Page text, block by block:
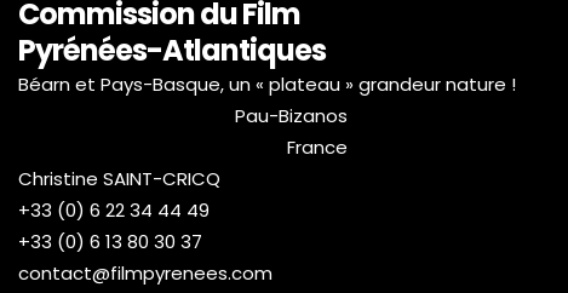
Commission du Film
Pyrénées-Atlantiques
Béarn et Pays-Basque, un « plateau » grandeur nature !
Pau-Bizanos
France
Christine SAINT-CRICQ
+33 (0) 6 22 34 44 49
+33 (0) 6 13 80 30 37
contact@filmpyrenees.com